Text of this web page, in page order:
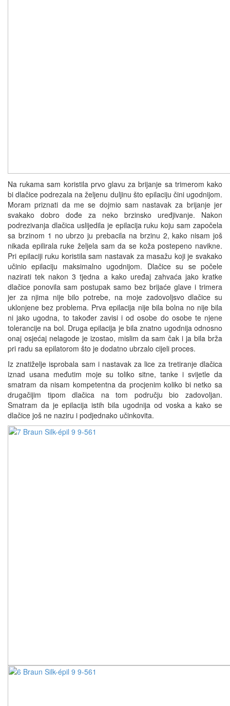
Na rukama sam koristila prvo glavu za brijanje sa trimerom kako
bi dlačice podrezala na željenu duljinu što epilaciju čini ugodnijom.
Moram priznati da me se dojmio sam nastavak za brijanje jer
svakako dobro dođe za neko brzinsko uređjivanje. Nakon
podrezivanja dlačica uslijedila je epilacija ruku koju sam započela
sa brzinom 1 no ubrzo ju prebacila na brzinu 2, kako nisam još
nikada epilirala ruke željela sam da se koža postepeno navikne.
Pri epilaciji ruku koristila sam nastavak za masažu koji je svakako
učinio epilaciju maksimalno ugodnijom. Dlačice su se počele
nazirati tek nakon 3 tjedna a kako uređaj zahvaća jako kratke
dlačice ponovila sam postupak samo bez brijaće glave i trimera
jer za njima nije bilo potrebe, na moje zadovoljsvo dlačice su
uklonjene bez problema. Prva epilacija nije bila bolna no nije bila
ni jako ugodna, to također zavisi i od osobe do osobe te njene
tolerancije na bol. Druga epilacija je bila znatno ugodnija odnosno
onaj osjećaj nelagode je izostao, mislim da sam čak i ja bila brža
pri radu sa epilatorom što je dodatno ubrzalo cijeli proces.
Iz znatiželje isprobala sam i nastavak za lice za tretiranje dlačica
iznad usana međutim moje su toliko sitne, tanke i svijetle da
smatram da nisam kompetentna da procjenim koliko bi netko sa
drugačijim tipom dlačica na tom području bio zadovoljan.
Smatram da je epilacija istih bila ugodnija od voska a kako se
dlačice još ne naziru i podjednako učinkovita.